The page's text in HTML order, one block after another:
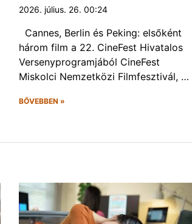
2026. július. 26. 00:24
Cannes, Berlin és Peking: elsőként
három film a 22. CineFest Hivatalos
Versenyprogramjából CineFest
Miskolci Nemzetközi Filmfesztivál, …
BŐVEBBEN »